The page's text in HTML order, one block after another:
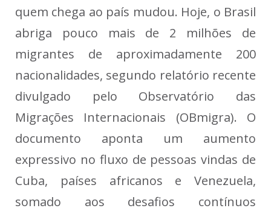
quem chega ao país mudou. Hoje, o Brasil
abriga pouco mais de 2 milhões de
migrantes de aproximadamente 200
nacionalidades, segundo relatório recente
divulgado pelo Observatório das
Migrações Internacionais (OBmigra). O
documento aponta um aumento
expressivo no fluxo de pessoas vindas de
Cuba, países africanos e Venezuela,
somado aos desafios contínuos